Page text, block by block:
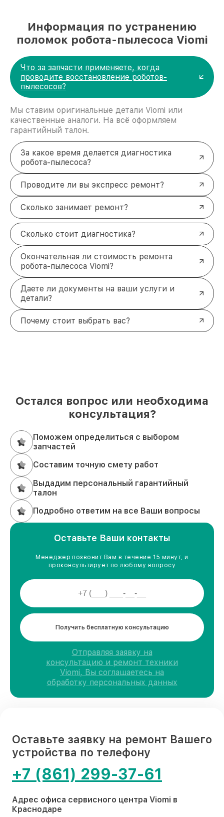
Информация по устранению
поломок робота-пылесоса Viomi
Что за запчасти применяете, когда
проводите восстановление роботов-
пылесосов?
Мы ставим оригинальные детали Viomi или
качественные аналоги. На всё оформляем
гарантийный талон.
За какое время делается диагностика
робота-пылесоса?
Проводите ли вы экспресс ремонт?
Сколько занимает ремонт?
Сколько стоит диагностика?
Окончательная ли стоимость ремонта
робота-пылесоса Viomi?
Даете ли документы на ваши услуги и
детали?
Почему стоит выбрать вас?
Остался вопрос или необходима
консультация?
Поможем определиться с выбором
запчастей
Составим точную смету работ
Выдадим персональный гарантийный
талон
Подробно ответим на все Ваши вопросы
Оставьте Ваши контакты
Менеджер позвонит Вам в течение 15 минут, и
проконсультирует по любому вопросу
Получить бесплатную консультацию
Отправляя заявку на
консультацию и ремонт техники
Viomi, Вы соглашаетесь на
обработку персональных данных
Оставьте заявку на ремонт Вашего
устройства по телефону
+7 (861) 299-37-61
Адрес офиса сервисного центра Viomi в
Краснодаре